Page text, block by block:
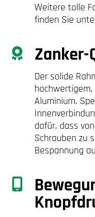
Weitere tolle
finden Sie
Der solide
Aluminium.
dafür, dass
Schrauben zu
Bespannung